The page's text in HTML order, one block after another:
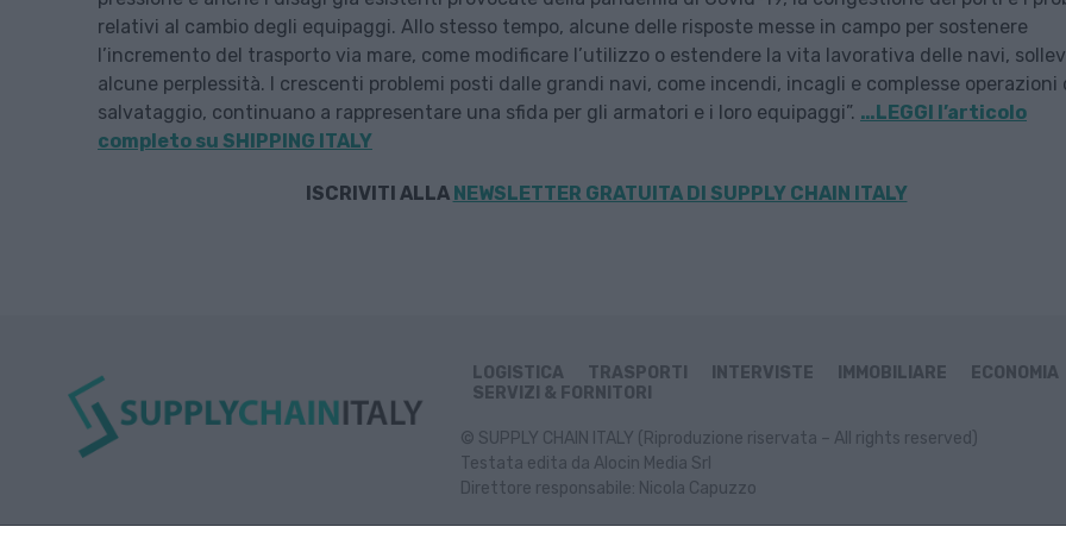
relativi al cambio degli equipaggi. Allo stesso tempo, alcune delle risposte messe in campo per sostenere
l’incremento del trasporto via mare, come modificare l’utilizzo o estendere la vita lavorativa delle navi,
alcune perplessità. I crescenti problemi posti dalle grandi navi, come incendi, incagli e complesse operazioni
salvataggio, continuano a rappresentare una sfida per gli armatori e i loro equipaggi”. …LEGGI l’articolo
completo su SHIPPING ITALY
ISCRIVITI ALLA NEWSLETTER GRATUITA DI SUPPLY CHAIN ITALY
LOGISTICA TRASPORTI INTERVISTE IMMOBILIARE ECONOMIA
SERVIZI & FORNITORI
© SUPPLY CHAIN ITALY (Riproduzione riservata – All rights reserved)
Testata edita da Alocin Media Srl
Direttore responsabile: Nicola Capuzzo